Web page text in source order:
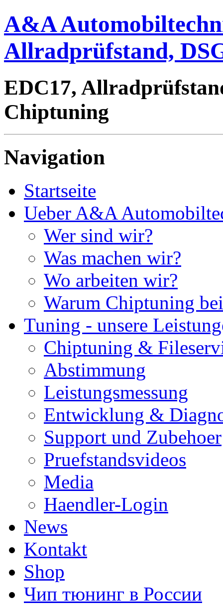
A&A
Allradprüfstand,
EDC17,
Chiptuning
Navigation
Startseite
Ueber A&A
Wer sind wir?
Was machen wir?
Wo arbeiten wir?
Warum Chiptuning
Tuning - unsere
Chiptuning &
Abstimmung
Leistungsmessung
Entwicklung &
Support und Zubehoer
Pruefstandsvideos
Media
Haendler-Login
News
Kontakt
Shop
Чип тюнинг в России